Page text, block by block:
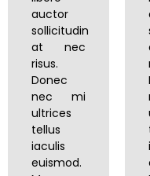
auctor
sollicitudin
at nec
risus.
Donec
nec mi
ultrices
tellus
iaculis
euismod.